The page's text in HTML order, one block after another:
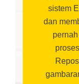
sistem
dan